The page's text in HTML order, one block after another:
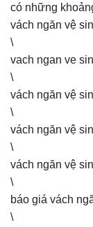
có những
vách ngăn vệ
\
vach ngan ve
\
vách ngăn vệ
\
vách ngăn vệ
\
vách ngăn vệ
\
báo giá vách
\